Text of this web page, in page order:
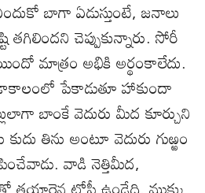
బాగా ఏడుస్తుంటే, జనాలు
చెప్పుకున్నారు. సోరీ
మాత్రం అభికి అర్థంకాలేదు.
పేకాడుతూ హాకుందా
బాంకే వెదురు మీద కూర్చుని
తిను అంటూ వెదురు గుఱ్ఱం
వాడి నెత్తిమీద,